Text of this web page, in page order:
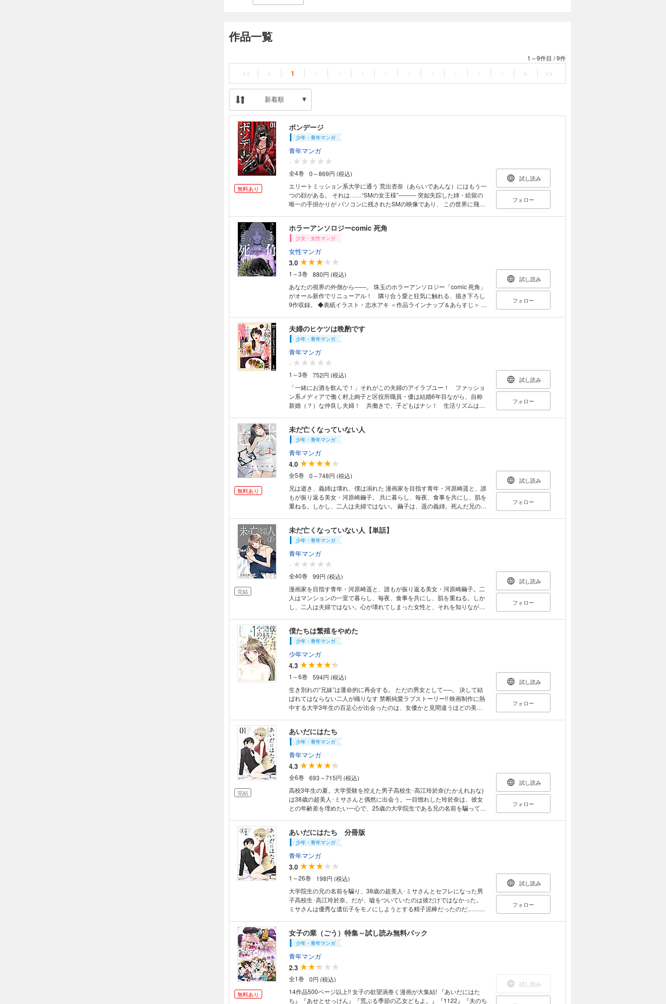
作品一覧
1～9件目 /9件
<< < 1 ・ ・ ・ ・ ・ ・ ・ ・ ・ > >>
新着順
無料あり
ボンデージ
少年・青年マンガ
青年マンガ
-
全4巻
0～869円 (税込)
エリートミッション系大学に通う 荒出杏奈（あらいであんな）にはもう一
つの顔がある。 それは……“SMの女王様”――― 突如失踪した姉・絵留の
唯一の手掛かりが パソコンに残されたSMの映像であり、 この世界に飛び
世界の更なる深淵に一人の女子大生が潜入する！！ 戦慄のSMサスペンス
開幕！！
試し読み
フォロー
ホラーアンソロジーcomic 死角
少女・女性マンガ
女性マンガ
3.0
1～3巻
880円 (税込)
あなたの視界の外側から――。 珠玉のホラーアンソロジー「comic 死角」
がオール新作でリニューアル！ 隣り合う愛と狂気に触れる、描き下ろし
9作収録。 ◆表紙イラスト・志水アキ ＜作品ラインナップ＆あらすじ＞ ◆
［残りび］ ◆井上まい［テノヒラ］ ◆天海杏菜［わたしの不可欠］ ◆藪
犬小夏［烏夜の轍］ ◆ナコラ［Red Sweets］
試し読み
フォロー
夫婦のヒケツは晩酌です
少年・青年マンガ
青年マンガ
-
1～3巻
752円 (税込)
「一緒にお酒を飲んで！」それがこの夫婦のアイラブユー！ ファッショ
ン系メディアで働く村上絢子と区役所職員・優は結婚6年目ながら、自称
新婚（？）な仲良し夫婦！ 共働きで、子どもはナシ！ 生活リズムはズ
周囲の同僚・夫婦をも幸せにしていく…。夜な夜な交わるグラスと会話…
あまり会えないからこそドキドキが止まらない！ 愛とお酒でつながる、
夫婦円満ほろ酔いコメディ、ここに開幕!!
試し読み
フォロー
無料あり
未だ亡くなっていない人
少年・青年マンガ
青年マンガ
4.0
全5巻
0～748円 (税込)
兄は逝き、義姉は壊れ、僕は溺れた 漫画家を目指す青年・河原崎遥と、誰
もが振り返る美女・河原崎繭子。 共に暮らし、毎夜、食事を共にし、肌を
重ねる。しかし、二人は夫婦ではない。 繭子は、遥の義姉。死んだ兄の妻
ラブサスペンス。
試し読み
フォロー
完結
未だ亡くなっていない人【単話】
少年・青年マンガ
青年マンガ
-
全40巻
99円 (税込)
漫画家を目指す青年・河原崎遥と、誰もが振り返る美女・河原崎繭子。二
人はマンションの一室で暮らし、毎夜、食事を共にし、肌を重ねる。しか
し、二人は夫婦ではない。心が壊れてしまった女性と、それを知りながら
試し読み
フォロー
僕たちは繁殖をやめた
少年・青年マンガ
少年マンガ
4.3
1～6巻
594円 (税込)
生き別れの“兄妹”は運命的に再会する。 ただの男女として──。 決して結
ばれてはならない二人が織りなす 禁断純愛ラブストーリー!! 映画制作に熱
中する大学3年生の百足心が出会ったのは、女優かと見間違うほどの美
が、二人は知る由もなかった。恋に落ちた相手が、血の繋がった“兄妹”で
あるということを──。許されざる恋が始まる。
試し読み
フォロー
完結
あいだにはたち
少年・青年マンガ
青年マンガ
4.3
全6巻
693～715円 (税込)
高校3年生の夏。大学受験を控えた男子高校生･高江玲於奈(たかえれおな)
は38歳の超美人･ミサさんと偶然に出会う。一目惚れした玲於奈は、彼女
との年齢差を埋めたい一心で、25歳の大学院生である兄の名前を騙ってし
試し読み
フォロー
あいだにはたち 分冊版
少年・青年マンガ
青年マンガ
3.0
1～26巻
198円 (税込)
大学院生の兄の名前を騙り、38歳の超美人･ミサさんとセフレになった男
子高校生･高江玲於奈。だが、嘘をついていたのは彼だけではなかった。
ミサさんは優秀な遺伝子をモノにしようとする精子泥棒だったのだ……。
が重なるラブ･テラー!【第1話収録】
試し読み
フォロー
無料あり
女子の業（ごう）特集～試し読み無料パック
少年・青年マンガ
青年マンガ
2.3
全1巻
0円 (税込)
14作品500ページ以上!! 女子の欲望渦巻く漫画が大集結! 『あいだにはた
ち』『あせとせっけん』『荒ぶる季節の乙女どもよ。』『1122』『夫のち
試し読み